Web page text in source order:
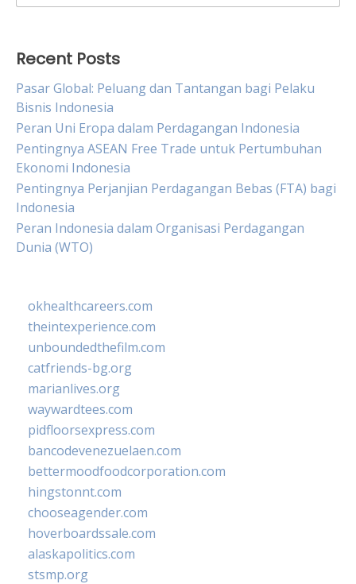
for:
Recent Posts
Pasar Global: Peluang dan Tantangan bagi Pelaku
Bisnis Indonesia
Peran Uni Eropa dalam Perdagangan Indonesia
Pentingnya ASEAN Free Trade untuk Pertumbuhan
Ekonomi Indonesia
Pentingnya Perjanjian Perdagangan Bebas (FTA) bagi
Indonesia
Peran Indonesia dalam Organisasi Perdagangan
Dunia (WTO)
okhealthcareers.com
theintexperience.com
unboundedthefilm.com
catfriends-bg.org
marianlives.org
waywardtees.com
pidfloorsexpress.com
bancodevenezuelaen.com
bettermoodfoodcorporation.com
hingstonnt.com
chooseagender.com
hoverboardssale.com
alaskapolitics.com
stsmp.org